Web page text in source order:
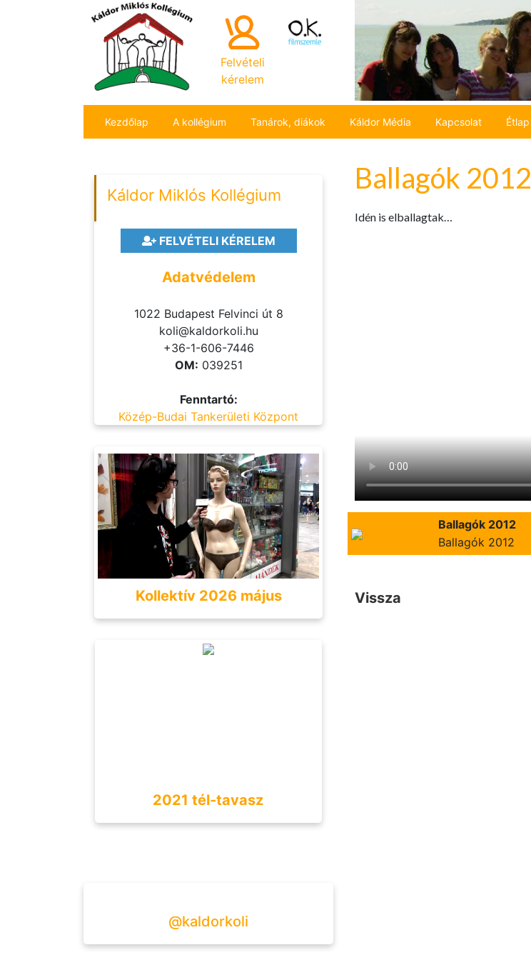
Felvételi
kérelem
Kezdőlap A kollégium Tanárok, diákok Káldor Média Kapcsolat Étlap
Káldor Miklós Kollégium
FELVÉTELI KÉRELEM
Adatvédelem
1022 Budapest Felvinci út 8
koli@kaldorkoli.hu
+36-1-606-7446
OM: 039251
Fenntartó:
Közép-Budai Tankerületi Központ
Kollektív 2026 május
2021 tél-tavasz
@kaldorkoli
Ballagók 2012
Idén is elballagtak…
Ballagók 2012
Ballagók 2012
Vissza